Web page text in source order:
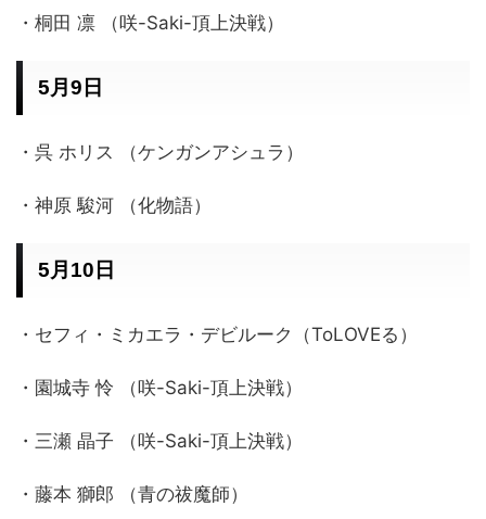
・桐田 凛 （咲-Saki-頂上決戦）
5月9日
・呉 ホリス （ケンガンアシュラ）
・神原 駿河 （化物語）
5月10日
・セフィ・ミカエラ・デビルーク（ToLOVEる）
・園城寺 怜 （咲-Saki-頂上決戦）
・三瀬 晶子 （咲-Saki-頂上決戦）
・藤本 獅郎 （青の祓魔師）